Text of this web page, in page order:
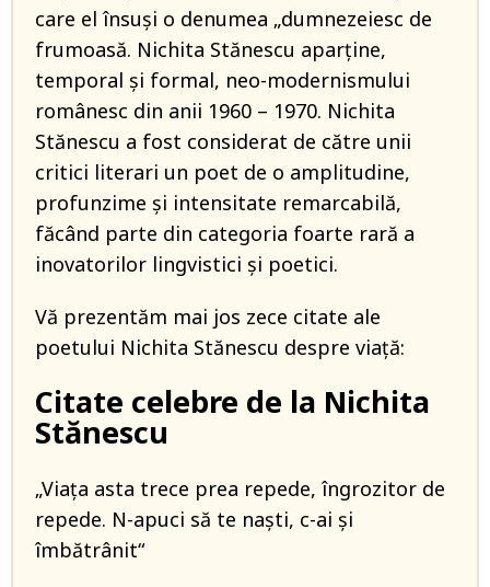
care el însuși o denumea „dumnezeiesc de
frumoasă. Nichita Stănescu aparține,
temporal și formal, neo-modernismului
românesc din anii 1960 – 1970. Nichita
Stănescu a fost considerat de către unii
critici literari un poet de o amplitudine,
profunzime și intensitate remarcabilă,
făcând parte din categoria foarte rară a
inovatorilor lingvistici și poetici.
Vă prezentăm mai jos zece citate ale
poetului Nichita Stănescu despre viaţă:
Citate celebre de la Nichita
Stănescu
„Viaţa asta trece prea repede, îngrozitor de
repede. N-apuci să te naşti, c-ai şi
îmbătrânit“